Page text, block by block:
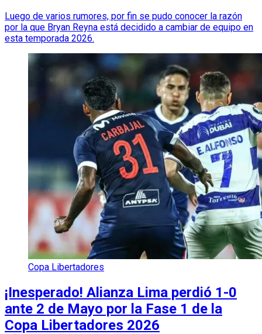
Luego de varios rumores, por fin se pudo conocer la razón
por la que Bryan Reyna está decidido a cambiar de equipo en
esta temporada 2026.
Copa Libertadores
¡Inesperado! Alianza Lima perdió 1-0
ante 2 de Mayo por la Fase 1 de la
Copa Libertadores 2026